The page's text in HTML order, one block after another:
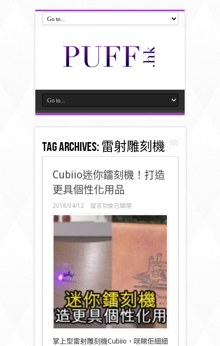
Tag Archives: 雷射雕刻機
Cubiio迷你鐳刻機！打造
更具個性化用品
2018/04/12
在
〈Cubiio
迷
鐳
具
個
性
化
用
品〉
中
留言功能已關閉
掌上型雷射雕刻機Cubiio，咪睇佢細細